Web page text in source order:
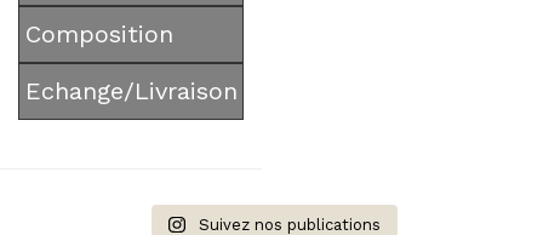
Composition
Echange/Livraison
Suivez nos publications